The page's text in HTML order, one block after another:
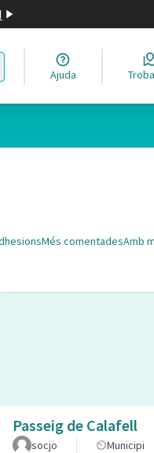
Elegir el idioma
Ajuda
Més comentadesAmb
Passeig de Calafell
socjo
Municipi